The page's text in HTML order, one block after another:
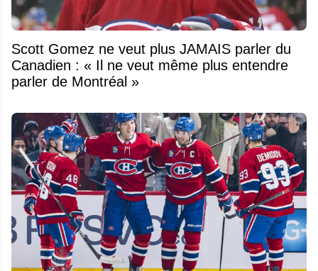
Scott Gomez ne veut plus JAMAIS parler du
Canadien : « Il ne veut même plus entendre
parler de Montréal »